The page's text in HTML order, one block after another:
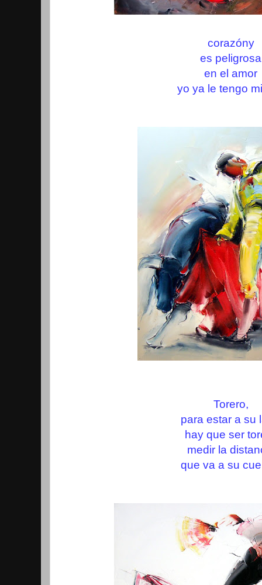
corazóny
es peligrosa
en el amor
yo ya le tengo
Torero,
para estar a su
hay que ser
medir la
que va a su